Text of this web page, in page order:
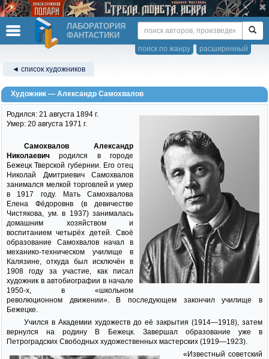
ЛАБОРАТОРИЯ
ФАНТАСТИКИ
расширенный
поиск по жанру
◄ список художников
Художник — Александр Самохвалов
Родился: 21 августа 1894 г.
Умер: 20 августа 1971 г.
Самохвалов Александр
Николаевич родился в городе
Бежецк Тверской губернии. Его отец
Николай Дмитриевич Самохвалов
занимался мелкой торговлей и умер
в 1917 году. Мать Самохвалова
Елена Фёдоровнв (в девичестве
Чистякова, ум. в 1937) занималась
домашним хозяйством и
воспитанием четырёх детей. Своё
образование Самохвалов начал в
механико-техническом училище в
Калязине, откуда был исключён в
1908 году за участие, как писал
художник в автобиографии в начале
1950-х, в «школьном
революционном движении». В последующем закончил училище в
Бежецке.
Учился в Академии художеств до её закрытия (1914—1918), затем
вернулся на родину В Бежецк. Завершал образование уже в
Петроградских Свободных художественных мастерских (1919—1923).
«Известный советский